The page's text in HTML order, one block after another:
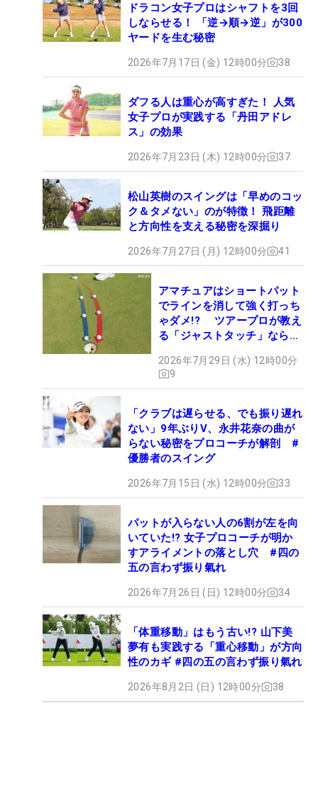
ドラコン女子プロはシャフトを3回
しならせる！ 「逆→順→逆」が300
ヤードを生む秘密
2026年7月17日 (金) 12時00分 38
ダフる人は重心が高すぎた！ 人気
女子プロが実践する「丹田アドレ
ス」の効果
2026年7月23日 (木) 12時00分 37
松山英樹のスイングは「早めのコッ
ク＆タメない」のが特徴！ 飛距離
と方向性を支える秘密を深掘り
2026年7月27日 (月) 12時00分 41
アマチュアはショートパット
でラインを消して強く打っち
ゃダメ!? ツアープロが教え
る「ジャストタッチ」なら3
2026年7月29日 (水) 12時00分
9
「クラブは遅らせる、でも振り遅れ
ない」9年ぶりV、永井花奈の曲が
らない秘密をプロコーチが解剖 #
優勝者のスイング
2026年7月15日 (水) 12時00分 33
パットが入らない人の6割が左を向
いていた!? 女子プロコーチが明か
すアライメントの落とし穴 #四の
五の言わず振り氣れ
2026年7月26日 (日) 12時00分 34
「体重移動」はもう古い!? 山下美
夢有も実践する「重心移動」が方向
性のカギ #四の五の言わず振り氣れ
2026年8月2日 (日) 12時00分 38